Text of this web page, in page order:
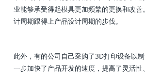
业能够承受得起模具更加频繁的更换和改
计周期跟得上产品设计周期的步伐。
此外，有的公司自己采购了3D打印设备以
一步加快了产品开发的速度，提高了灵活